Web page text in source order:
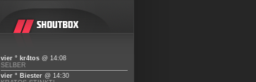
vier ° kr4tos @ 14:08
SELBER
vier ° Biester @ 14:30